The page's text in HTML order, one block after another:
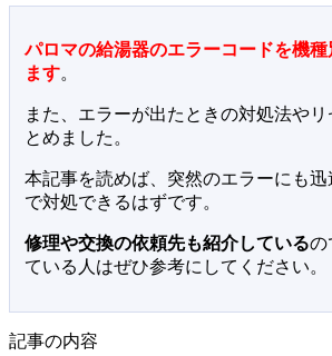
パロマの給湯器のエラーコードを機
ます。
また、エラーが出たときの対処法やリ
とめました。
本記事を読めば、突然のエラーにも
で対処できるはずです。
修理や交換の依頼先も紹介しているの
ている人はぜひ参考にしてください。
記事の内容